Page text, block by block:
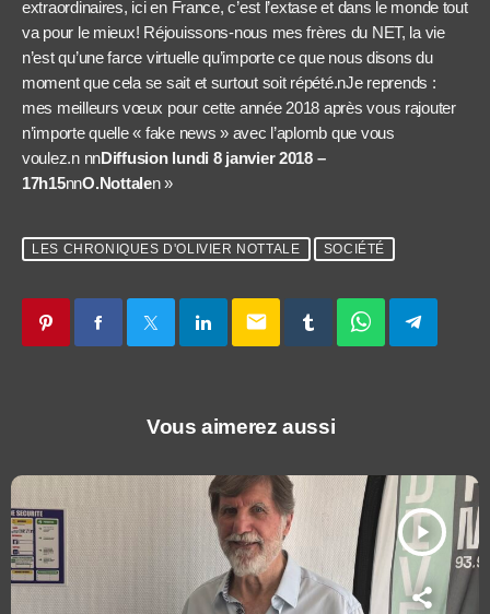
extraordinaires, ici en France, c’est l’extase et dans le monde tout
va pour le mieux! Réjouissons-nous mes frères du NET, la vie
n’est qu’une farce virtuelle qu’importe ce que nous disons du
moment que cela se sait et surtout soit répété.nJe reprends :
mes meilleurs vœux pour cette année 2018 après vous rajouter
n’importe quelle « fake news » avec l’aplomb que vous
voulez.n nnDiffusion lundi 8 janvier 2018 –
17h15nnO.Nottalen »
LES CHRONIQUES D'OLIVIER NOTTALE SOCIÉTÉ
email
Vous aimerez aussi
play_arrow